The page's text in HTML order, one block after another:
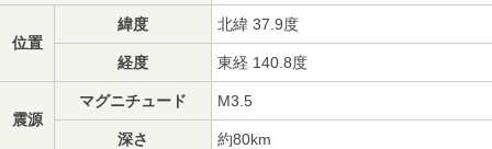
位置
緯度 北緯 37.9度
経度 東経 140.8度
震源
マグニチュード M3.5
深さ 約80km